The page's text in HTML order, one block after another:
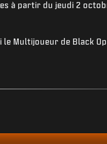
à partir du jeudi 2
Multijoueur de Black